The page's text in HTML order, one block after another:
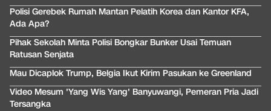
Polisi Gerebek Rumah Mantan Pelatih Korea dan Kantor KFA,
Ada Apa?
Pihak Sekolah Minta Polisi Bongkar Bunker Usai Temuan
Ratusan Senjata
Mau Dicaplok Trump, Belgia Ikut Kirim Pasukan ke Greenland
Video Mesum 'Yang Wis Yang' Banyuwangi, Pemeran Pria Jadi
Tersangka